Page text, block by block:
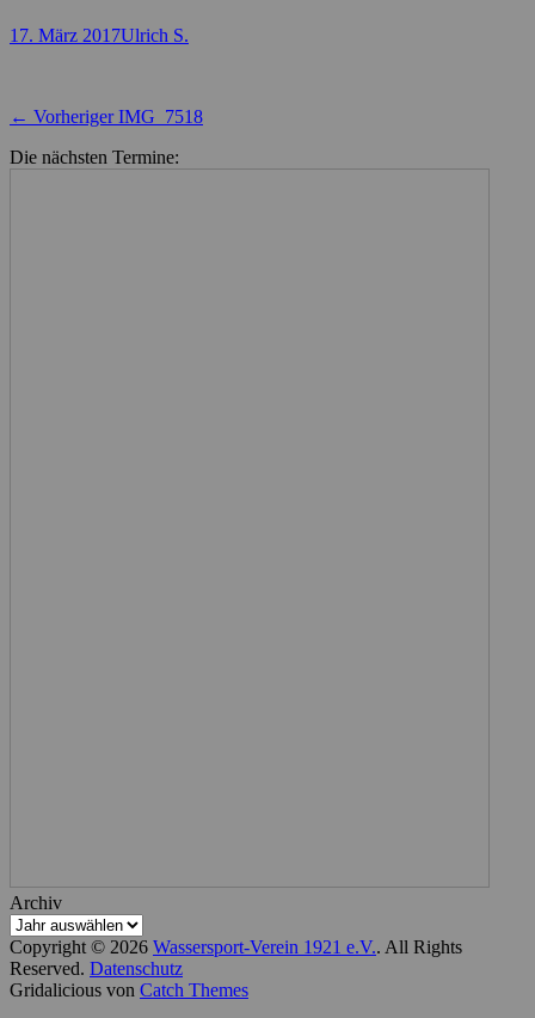
Posted
17. März 2017Autor
Ulrich S.
Beitragsnavigation
← Vorheriger Vorheriger
IMG_7518
Die nächsten Termine:
Archiv
Copyright © 2026 Wassersport-Verein 1921 e.V.. All Rights
Reserved. Datenschutz
Gridalicious von Catch Themes